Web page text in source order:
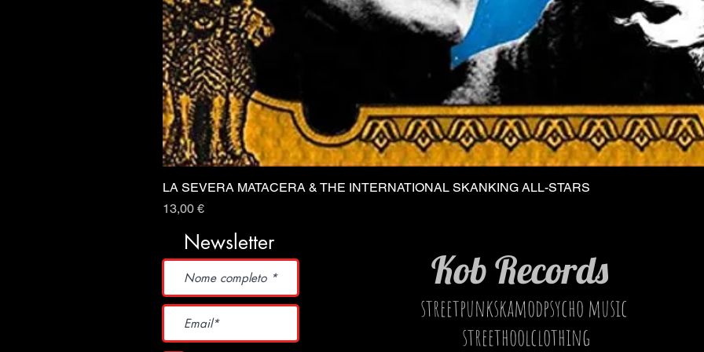
Vista rapida
LA SEVERA MATACERA & THE INTERNATIONAL SKANKING ALL-STARS
Prezzo
13,00 €
Kob Records
streetpunkskamodpsycho music
streethoolclothing
Newsletter